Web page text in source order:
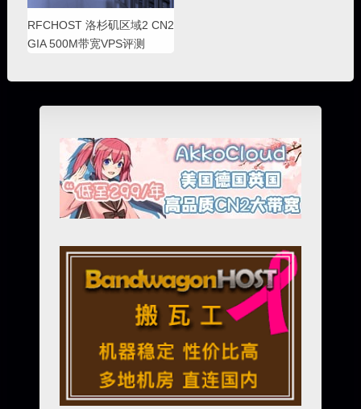
RFCHOST 洛杉矶区域2 CN2
GIA 500M带宽VPS评测